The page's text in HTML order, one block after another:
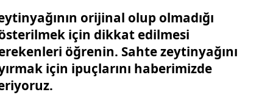
orijinal olup olmadığı
için dikkat edilmesi
öğrenin. Sahte zeytinyağını
için ipuçlarını haberimizde